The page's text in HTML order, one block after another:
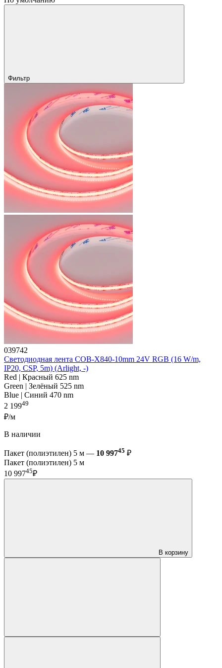
Фильтр
039742
Светодиодная лента COB-X840-10mm 24V RGB (16 W/m,
IP20, CSP, 5m) (Arlight, -)
Red | Красный 625 nm
Green | Зелёный 525 nm
Blue | Синий 470 nm
2 19949
₽/м
В наличии
Пакет (полиэтилен) 5 м — 10 99745 ₽
Пакет (полиэтилен) 5 м
10 99745₽
В корзину